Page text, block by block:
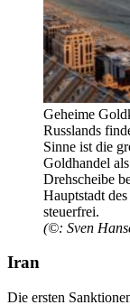
Geheime
Russlands
Sinne ist die
Goldhandel
Drehscheibe
Hauptstadt
steuerfrei.
(©: Sven
Iran
Die ersten